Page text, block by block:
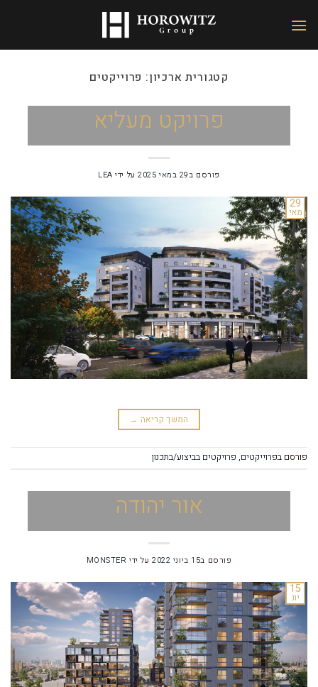
קטגורית ארכיון: פרוייקטים
פרויקט מעליא
פורסם ב29 במאי 2025 על ידי LEA
29
מאי
המשך קריאה →
פורסם בפרוייקטים, פרויקטים בביצוע/בתכנון
אור יהודה
פורסם ב15 ביוני 2022 על ידי MONSTER
15
יונ